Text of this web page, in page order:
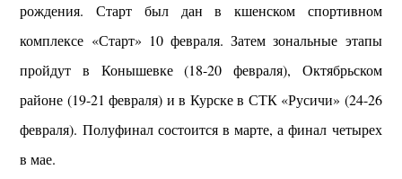
рождения. Старт был дан в кшенском спортивном
комплексе «Старт» 10 февраля. Затем зональные этапы
пройдут в Конышевке (18-20 февраля), Октябрьском
районе (19-21 февраля) и в Курске в СТК «Русичи» (24-26
февраля). Полуфинал состоится в марте, а финал четырех
в мае.